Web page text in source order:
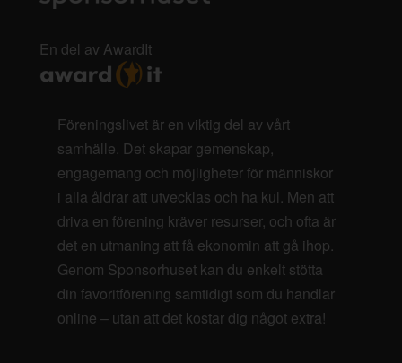
En del av AwardIt
Föreningslivet är en viktig del av vårt
samhälle. Det skapar gemenskap,
engagemang och möjligheter för människor
i alla åldrar att utvecklas och ha kul. Men att
driva en förening kräver resurser, och ofta är
det en utmaning att få ekonomin att gå ihop.
Genom Sponsorhuset kan du enkelt stötta
din favoritförening samtidigt som du handlar
online – utan att det kostar dig något extra!